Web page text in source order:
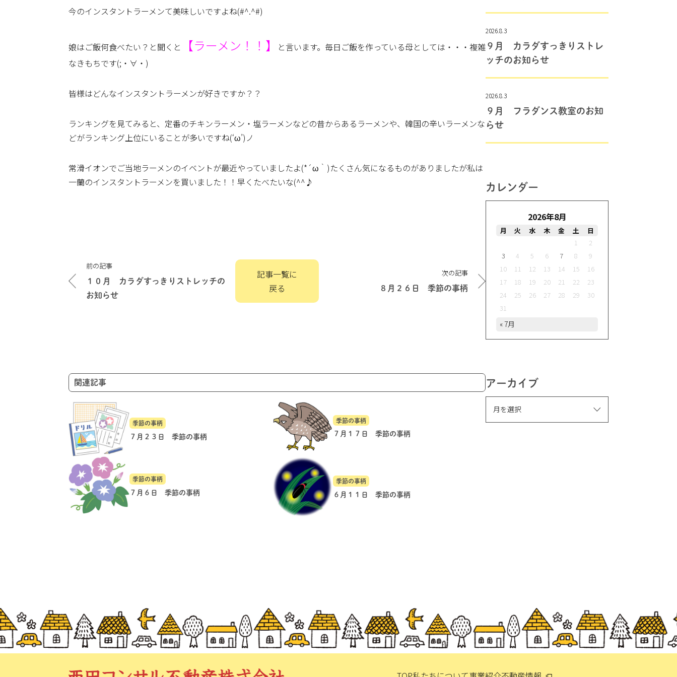
今のインスタントラーメンて美味しいですよね(#^.^#)
娘はご飯何食べたい？と聞くと 【ラーメン！！】
と言います。毎日ご飯を作っている母としては・・・複雑
なきもちです(;・∀・)
皆様はどんなインスタントラーメンが好きですか？？
ランキングを見てみると、定番のチキンラーメン・塩ラーメンなどの昔からあるラーメンや、韓国の辛いラーメンな
どがランキング上位にいることが多いですね(‘ω’)ノ
常滑イオンでご当地ラーメンのイベントが最近やっていましたよ(*´ω｀)たくさん気になるものがありましたが私は
一蘭のインスタントラーメンを買いました！！早くたべたいな(^^♪
稿
ナ
前の記事
１０月 カラダすっきりストレッチの
お知らせ
記事一覧に
戻る
次の記事
８月２６日 季節の事柄
関連記事
季節の事柄
７月２３日 季節の事柄
季節の事柄
７月１７日 季節の事柄
季節の事柄
７月６日 季節の事柄
季節の事柄
６月１１日 季節の事柄
2026.8.3
９月 カラダすっきりストレ
ッチのお知らせ
2026.8.3
９月 フラダンス教室のお知
らせ
カレンダー
2026年8月
月 火 水 木 金 土
日
1
2
3
4 5 6 7 8
9
10
11 12 13 14 15
16
17
18 19 20 21 22
23
24
25 26 27 28 29
30
31
« 7月
アーカイブ